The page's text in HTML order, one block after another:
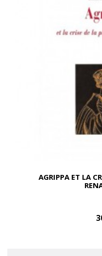
AGRIPPA ET LA